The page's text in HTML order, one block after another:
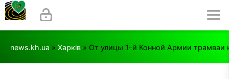
news.kh.ua » Харків » От улицы 1-й Конной Армии трамваи